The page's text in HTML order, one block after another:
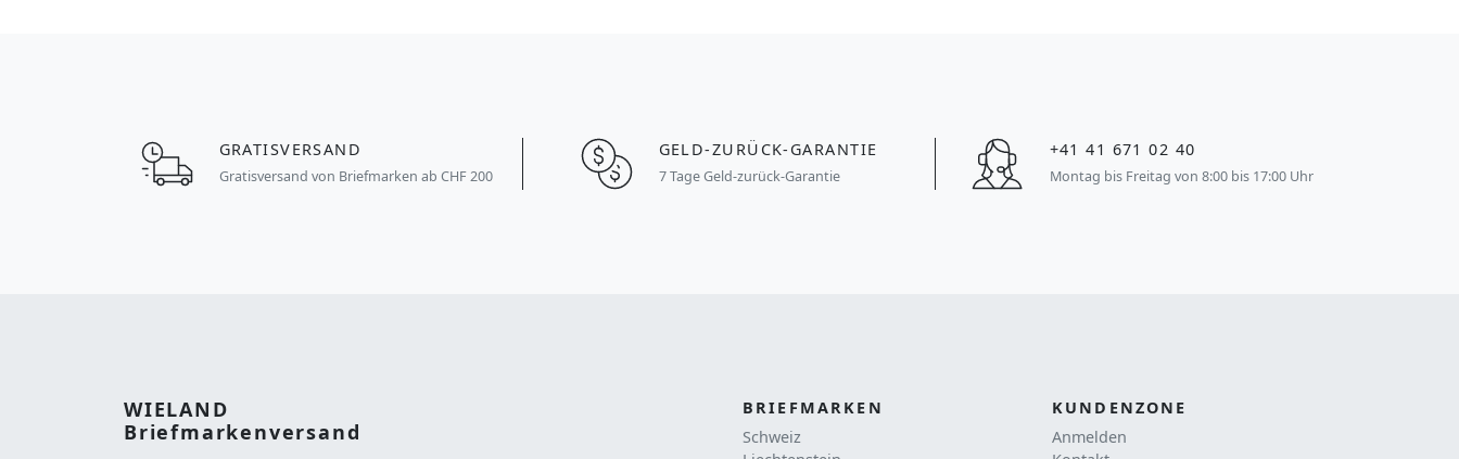
GRATISVERSAND
Gratisversand von Briefmarken ab CHF 200
GELD-ZURÜCK-GARANTIE
7 Tage Geld-zurück-Garantie
+41 41 671 02 40
Montag bis Freitag von 8:00 bis 17:00 Uhr
WIELAND
Briefmarkenversand
BRIEFMARKEN
Schweiz
KUNDENZONE
Anmelden